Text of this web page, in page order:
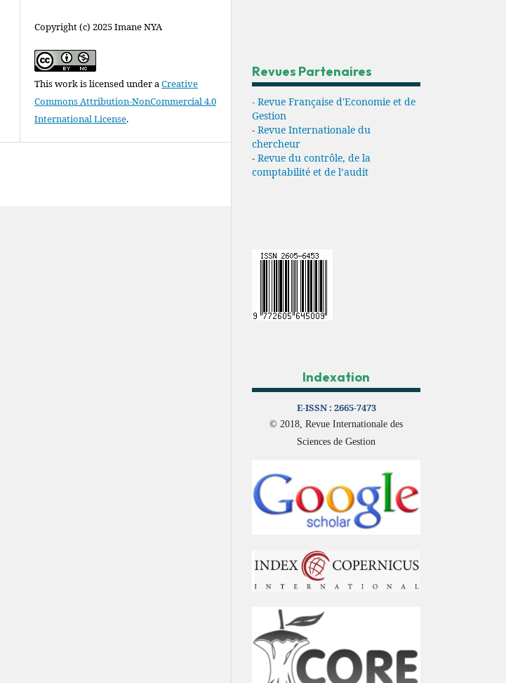
Copyright (c) 2025 Imane NYA
This work is licensed under aCreative
Commons Attribution-NonCommercial 4.0
International License.
Revues Partenaires
- Revue Française d'Economie et de
Gestion
- Revue Internationale du
chercheur
- Revue du contrôle, de la
comptabilité et de l’audit
Indexation
E-ISSN : 2665-7473
© 2018, Revue Internationale des
Sciences de Gestion